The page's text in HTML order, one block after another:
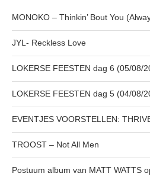
MONOKO – Thinkin’ Bout You
JYL- Reckless Love
LOKERSE FEESTEN dag 6 (05/08/
LOKERSE FEESTEN dag 5 (04/08/
EVENTJES VOORSTELLEN:
TROOST – Not All Men
Postuum album van MATT WATTS